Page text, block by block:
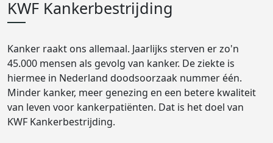
KWF Kankerbestrijding
Kanker raakt ons allemaal. Jaarlijks sterven er zo'n
45.000 mensen als gevolg van kanker. De ziekte is
hiermee in Nederland doodsoorzaak nummer één.
Minder kanker, meer genezing en een betere kwaliteit
van leven voor kankerpatiënten. Dat is het doel van
KWF Kankerbestrijding.